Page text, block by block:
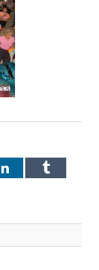
LinkedInTumblr